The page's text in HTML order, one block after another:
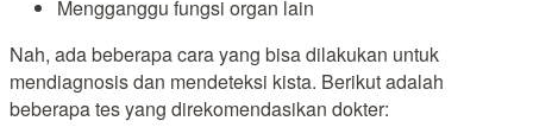
Mengganggu fungsi organ lain
Nah, ada beberapa cara yang bisa dilakukan untuk
mendiagnosis dan mendeteksi kista. Berikut adalah
beberapa tes yang direkomendasikan dokter: